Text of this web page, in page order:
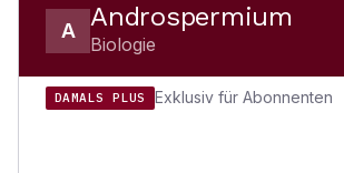
A Androspermium
Biologie
DAMALS PLUS Exklusiv für Abonnenten